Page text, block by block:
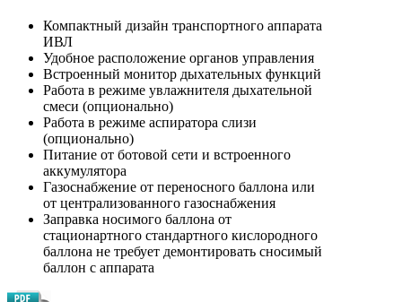
Компактный дизайн транспортного аппарата
ИВЛ
Удобное расположение органов управления
Встроенный монитор дыхательных функций
Работа в режиме увлажнителя дыхательной
смеси (опционально)
Работа в режиме аспиратора слизи
(опционально)
Питание от ботовой сети и встроенного
аккумулятора
Газоснабжение от переносного баллона или
от централизованного газоснабжения
Заправка носимого баллона от
стационартного стандартного кислородного
баллона не требует демонтировать сносимый
баллон с аппарата